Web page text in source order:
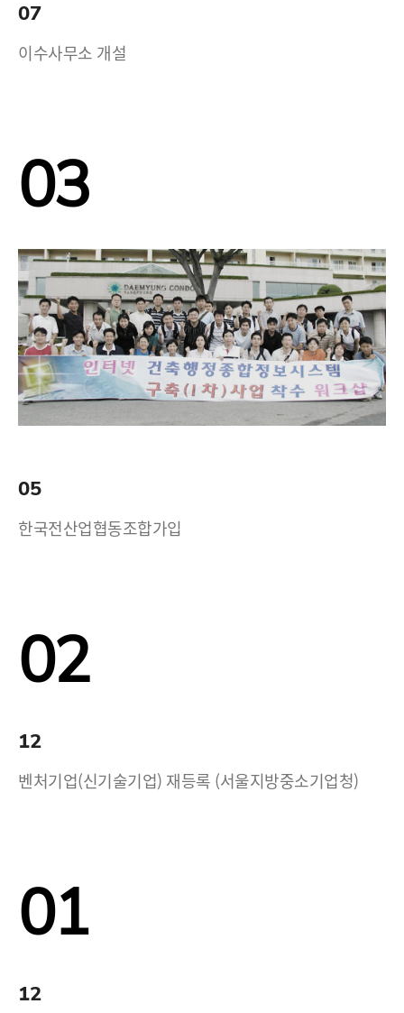
07
이수사무소 개설
03
05
한국전산업협동조합가입
02
12
벤처기업(신기술기업) 재등록 (서울지방중소기업청)
01
12